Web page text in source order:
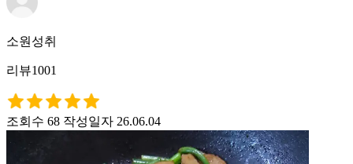
소원성취
리뷰1001
조회수 68 작성일자 26.06.04